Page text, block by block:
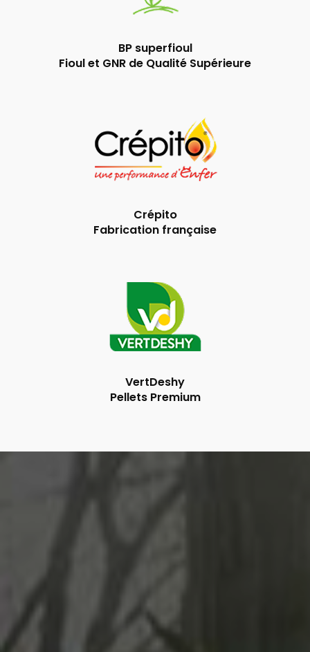
BP superfioul
Fioul et GNR de Qualité Supérieure
Crépito
Fabrication française
VertDeshy
Pellets Premium